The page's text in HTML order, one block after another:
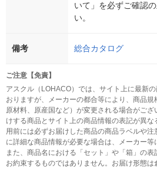
いて」を必ずご確認
い。
備考 総合カタログ
ご注意【免責】
アスクル（LOHACO）では、サイト上に最新
おりますが、メーカーの都合等により、商品規
原材料、原産国など）が変更される場合がご
けする商品とサイト上の商品情報の表記が異
用前には必ずお届けした商品の商品ラベルや
に詳細な商品情報が必要な場合は、メーカー等
また、商品名における「セット」や「箱」の
お約束するものではありません。お届け形態